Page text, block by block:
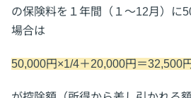
の保険料を１年間（１～12月）に
場合は
50,000円×1/4＋20,000円＝32,500